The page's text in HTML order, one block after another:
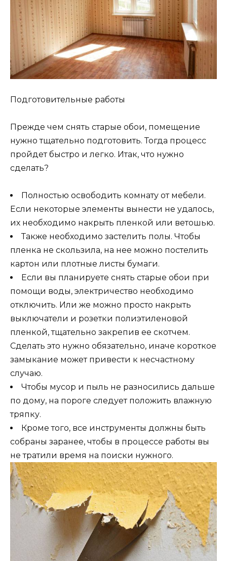
Подготовительные работы
Прежде чем снять старые обои, помещение
нужно тщательно подготовить. Тогда процесс
пройдет быстро и легко. Итак, что нужно
сделать?
Полностью освободить комнату от мебели.
Если некоторые элементы вынести не удалось,
их необходимо накрыть пленкой или ветошью.
Также необходимо застелить полы. Чтобы
пленка не скользила, на нее можно постелить
картон или плотные листы бумаги.
Если вы планируете снять старые обои при
помощи воды, электричество необходимо
отключить. Или же можно просто накрыть
выключатели и розетки полиэтиленовой
пленкой, тщательно закрепив ее скотчем.
Сделать это нужно обязательно, иначе короткое
замыкание может привести к несчастному
случаю.
Чтобы мусор и пыль не разносились дальше
по дому, на пороге следует положить влажную
тряпку.
Кроме того, все инструменты должны быть
собраны заранее, чтобы в процессе работы вы
не тратили время на поиски нужного.